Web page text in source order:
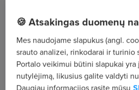
Žiūrėti visus
Įmonės aprašymas
🍪 Atsakingas duomenų
Mes naudojame slapukus (angl.
srauto analizei, rinkodarai ir turinio
Portalo veikimui būtini slapukai
nutylėjimą, likusius galite valdyti
Daugiau informacijos rasite mūsų